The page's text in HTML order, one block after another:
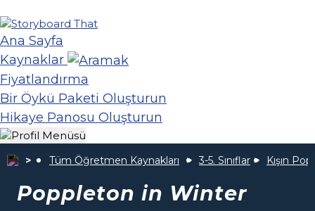
Ana Sayfa
Kaynaklar
Fiyatlandırma
Bir Öykü Paketi Oluşturun
Hikaye Panosu Oluşturun
Tüm Öğretmen Kaynakları 3-5. Sınıflar Kışın
Poppleton in Winter